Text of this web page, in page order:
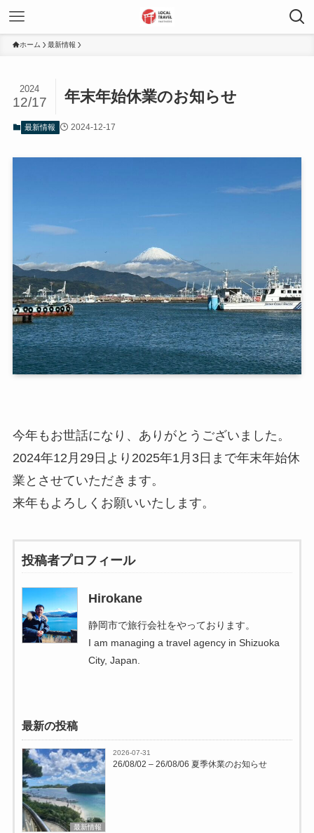
ホーム 最新情報
年末年始休業のお知らせ
2024
12/17
最新情報 2024-12-17
今年もお世話になり、ありがとうございました。
2024年12月29日より2025年1月3日まで年末年始休
業とさせていただきます。
来年もよろしくお願いいたします。
投稿者プロフィール
Hirokane
静岡市で旅行会社をやっております。
I am managing a travel agency in Shizuoka
City, Japan.
最新の投稿
最新情報
2026-07-31
26/08/02 – 26/08/06 夏季休業のお知らせ